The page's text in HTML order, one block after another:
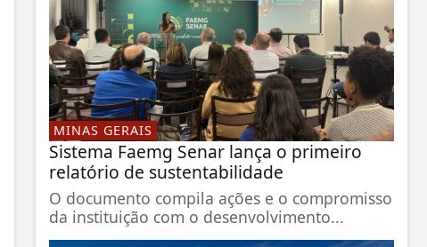
MINAS GERAIS
Sistema Faemg Senar lança o primeiro
relatório de sustentabilidade
O documento compila ações e o compromisso
da instituição com o desenvolvimento...